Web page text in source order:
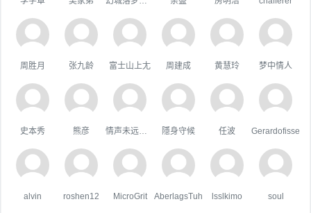
周胜月 张九龄 富士山上尢 周建成 黄慧玲 梦中情人
史本秀 熊彦 隱身守候 任波 Gerardofisse
alvin roshen12 MicroGrit AberlagsTuh lsslkimo soul